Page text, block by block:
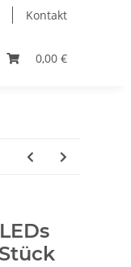
Kontakt
0,00 €